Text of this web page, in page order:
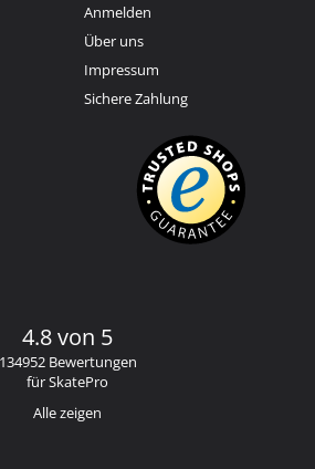
Anmelden
Über uns
Impressum
Sichere Zahlung
4.8 von 5
134952 Bewertungen
für SkatePro
Alle zeigen